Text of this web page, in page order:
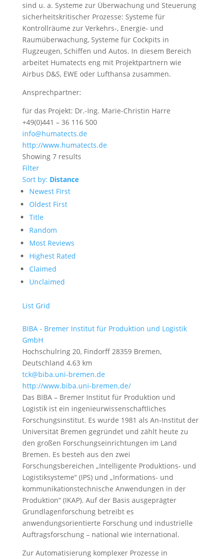
sind u. a. Systeme zur Überwachung und Steuerung
sicherheitskritischer Prozesse: Systeme für
Kontrollräume zur Verkehrs-, Energie- und
Raumüberwachung, Systeme für Cockpits in
Flugzeugen, Schiffen und Autos. In diesem Bereich
arbeitet Humatects eng mit Projektpartnern wie
Airbus D&S, EWE oder Lufthansa zusammen.
Ansprechpartner:
für das Projekt: Dr.-Ing. Marie-Christin Harre
+49(0)441 – 36 116 500
info@humatects.de
http://www.humatects.de
Showing 7 results
Filter
Sort by: Distance
Newest First
Oldest First
Title
Random
Most Reviews
Highest Rated
Claimed
Unclaimed
List Grid
BIBA - Bremer Institut für Produktion und Logistik
GmbH
Hochschulring 20, Findorff 28359 Bremen,
Deutschland 4.63 km
tck@biba.uni-bremen.de
http://www.biba.uni-bremen.de/
Das BIBA – Bremer Institut für Produktion und
Logistik ist ein ingenieurwissenschaftliches
Forschungsinstitut. Es wurde 1981 als An-Institut der
Universität Bremen gegründet und zählt heute zu
den großen Forschungseinrichtungen im Land
Bremen. Es besteh aus den zwei
Forschungsbereichen „Intelligente Produktions- und
Logistiksysteme“ (IPS) und „Informations- und
kommunikationstechnische Anwendungen in der
Produktion“ (IKAP). Auf der Basis ausgeprägter
Grundlagenforschung betreibt es
anwendungsorientierte Forschung und industrielle
Auftragsforschung – national wie international.
Zur Automatisierung komplexer Prozesse in